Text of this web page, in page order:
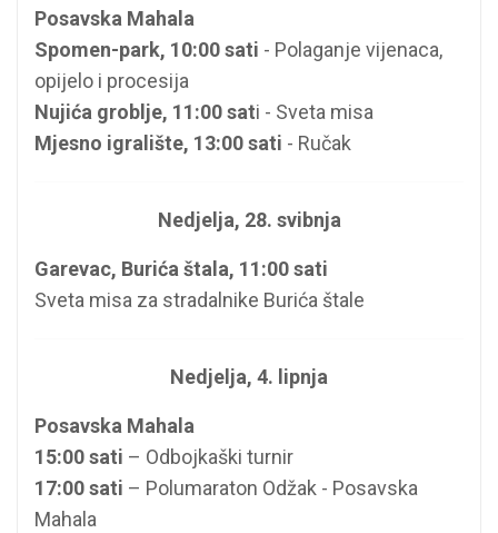
Posavska Mahala
Spomen-park, 10:00 sati - Polaganje vijenaca,
opijelo i procesija
Nujića groblje, 11:00 sati - Sveta misa
Mjesno igralište, 13:00 sati - Ručak
Nedjelja, 28. svibnja
Garevac, Burića štala, 11:00 sati
Sveta misa za stradalnike Burića štale
Nedjelja, 4. lipnja
Posavska Mahala
15:00 sati – Odbojkaški turnir
17:00 sati – Polumaraton Odžak - Posavska
Mahala